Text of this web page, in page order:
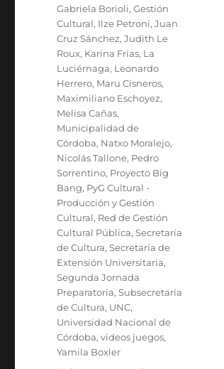
Gabriela Borioli,Gestión
Cultural, Ilze Petroni,Juan
Cruz Sánchez,Judith Le
Roux, Karina Frías, La
Luciérnaga, Leonardo
Herrero, Maru Cisneros,
Maximiliano Eschoyez,
Melisa Cañas,
Municipalidad de
Córdoba, Natxo Moralejo,
Nicolás Tallone, Pedro
Sorrentino, Proyecto Big
Bang, PyG Cultural -
Producción y Gestión
Cultural, Red de Gestión
Cultural Pública,Secretaría
de Cultura,Secretaría de
Extensión Universitaria,
Segunda Jornada
Preparatoria,Subsecretaría
de Cultura, UNC,
Universidad Nacional de
Córdoba,videos juegos,
Yamila Boxler